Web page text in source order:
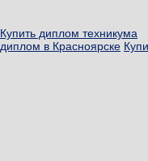
Купить диплом техникума
диплом в Красноярске